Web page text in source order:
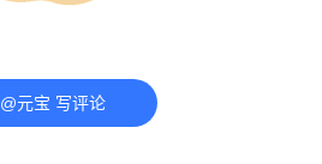
@元宝 写评论